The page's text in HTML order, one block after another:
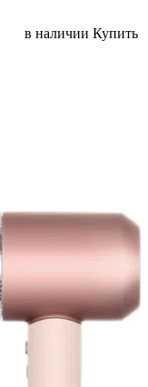
в наличии Купить